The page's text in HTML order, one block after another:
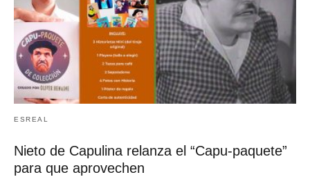
ESREAL
Nieto de Capulina relanza el “Capu-paquete”
para que aprovechen